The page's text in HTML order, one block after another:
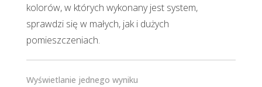
kolorów, w których wykonany jest system,
sprawdzi się w małych, jak i dużych
pomieszczeniach.
Wyświetlanie jednego wyniku